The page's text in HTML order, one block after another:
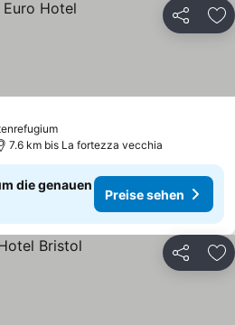
Teilen
7.6 km bis La fortezza vecchia
die genauen
Preise sehen
Teilen